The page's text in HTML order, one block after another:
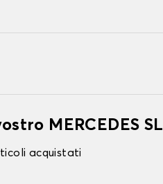
MERCEDES SL
acquistati